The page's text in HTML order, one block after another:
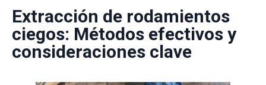
Extracción de rodamientos
ciegos: Métodos efectivos y
consideraciones clave